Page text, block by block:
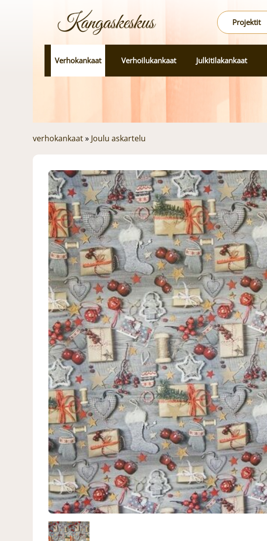
Projektit
Verhokankaat Verhoilukankaat Julkitilakankaat
verhokankaat» Joulu askartelu